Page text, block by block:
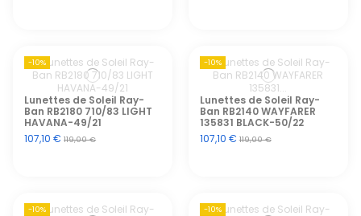
-10%
Lunettes de Soleil Ray-
Ban RB2180 710/83 LIGHT
HAVANA-49/21
107,10 €119,00 €
-10%
Lunettes de Soleil Ray-
Ban RB2140 WAYFARER
135831 BLACK-50/22
107,10 €119,00 €
-10% -10%